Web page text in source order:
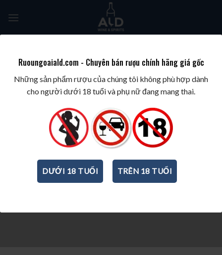
KIẾN THỨC VỀ RƯỢU
29/12/2019byadmin
Ruoungoaiald.com - Chuyên bán rượu chính hãng giá gốc
Những sản phẩm rượu của chúng tôi không phù hợp dành
cho người dưới 18 tuổi và phụ nữ đang mang thai.
DƯỚI 18 TUỔI TRÊN 18 TUỔI